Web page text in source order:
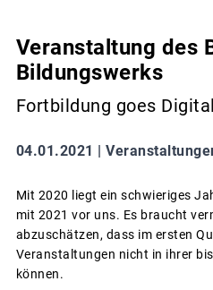
Veranstaltung des
Bildungswerks
Fortbildung goes Digital
04.01.2021 |
Mit 2020 liegt ein schwieriges
mit 2021 vor uns. Es braucht
abzuschätzen, dass im ersten
Veranstaltungen nicht in ihrer
können.